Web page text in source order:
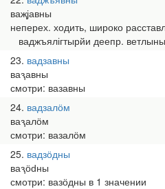
ваҗјавны
неперех. ходить, широко
ваджъялігтырйи деепр.
23 вадзавны
ваԇавны
смотри: вазавны
24 вадзалӧм
ваԇалӧм
смотри: вазалӧм
25 вадзӧдны
ваԇӧԁны
смотри: вазӧдны в 1 значении